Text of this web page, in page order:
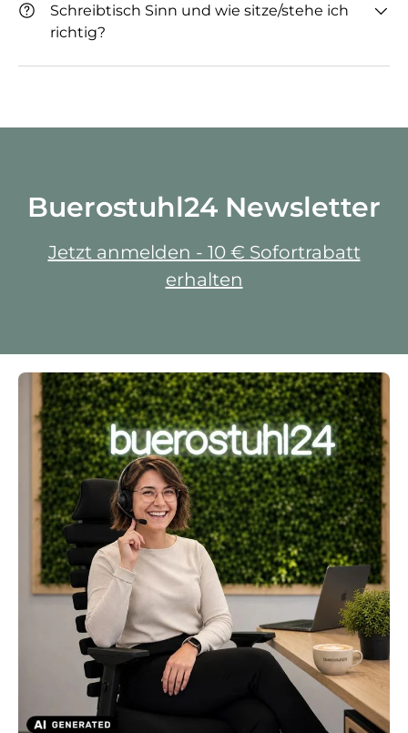
Schreibtisch Sinn und wie sitze/stehe ich
richtig?
Buerostuhl24 Newsletter
Jetzt anmelden - 10 € Sofortrabatt
erhalten